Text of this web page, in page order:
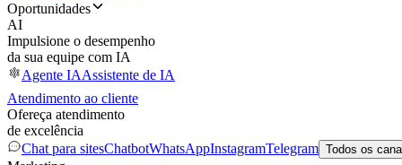
Oportunidades
AI
Impulsione o desempenho
da sua equipe com IA
Agente IAAssistente de IA
Atendimento ao cliente
Ofereça atendimento
de excelência
Chat para sitesChatbotWhatsAppInstagramTelegram Todos os